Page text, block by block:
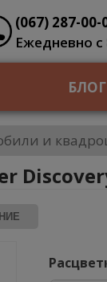
(067) 287-00-
Ежедневно с
и